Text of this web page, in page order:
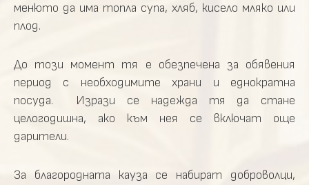
менюто да има топла супа, хляб, кисело мляко или
плод.
До този момент тя е обезпечена за обявения
период с необходимите храни и еднократна
посуда. Изрази се надежда тя да стане
целогодишна, ако към нея се включат още
дарители.
За благородната кауза се набират доброволци,